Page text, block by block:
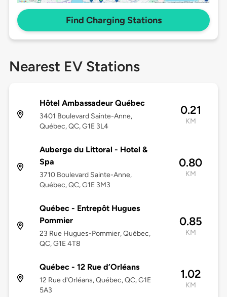
Find Charging Stations
Nearest EV Stations
Hôtel Ambassadeur Québec
3401 Boulevard Sainte-Anne,
Québec, QC, G1E 3L4
0.21
KM
Auberge du Littoral - Hotel &
Spa
3710 Boulevard Sainte-Anne,
Québec, QC, G1E 3M3
0.80
KM
Québec - Entrepôt Hugues
Pommier
23 Rue Hugues-Pommier, Québec,
QC, G1E 4T8
0.85
KM
Québec - 12 Rue d’Orléans
12 Rue d'Orléans, Québec, QC, G1E
5A3
1.02
KM